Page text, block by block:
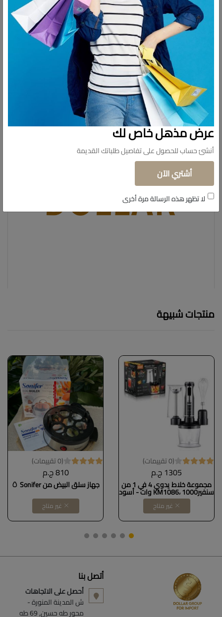
وصف
قوس عصارة شفاف
منتجات شبيهة
(0 تقييمات)
1305 ج.م
مجموعة خلاط يدوي 4 في 1 من
سنفيرKM1086، 1000 وات - أسود
B08Y8YK9C5
غير متاح
(0 تقييمات)
810 ج.م
جهاز سلق البيض من Sonifer 🥚
غير متاح
أتصل بنا
أحصل على الاتجاهات
ش المدينة المنورة -
محور طه حسين, 69 طه
عرض مذهل خاص لك
أنشئ حساب للحصول على تفاصيل طلباتك القديمة
أشتري الآن
لا تظهر هذه الرسالة مرة أخرى